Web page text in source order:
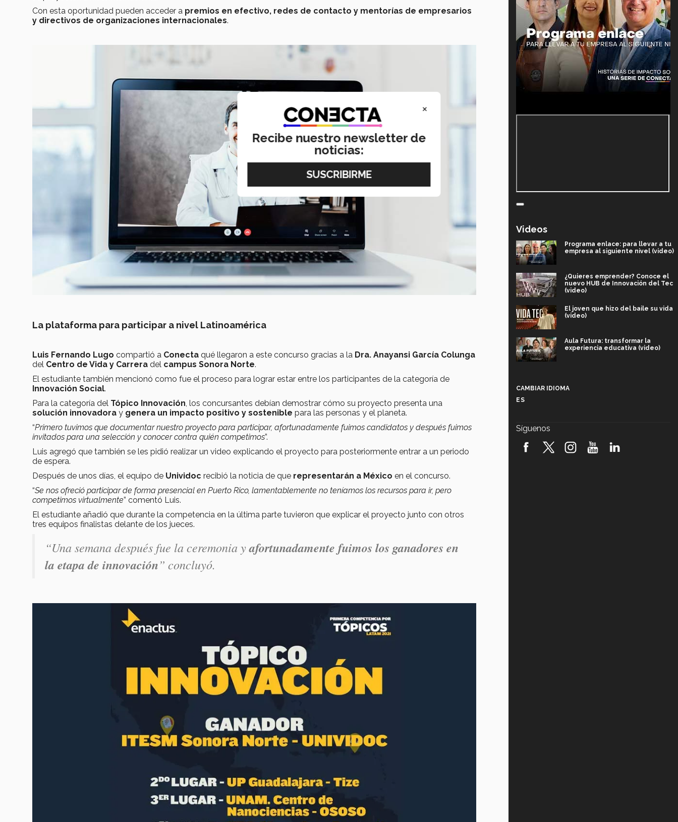
Con esta oportunidad pueden acceder a premios en efectivo, redes de contacto y mentorías de empresarios
y directivos de organizaciones internacionales.
La plataforma para participar a nivel Latinoamérica
Luis Fernando Lugo compartió a Conecta qué llegaron a este concurso gracias a la Dra. Anayansi García Colunga
del Centro de Vida y Carrera del campus Sonora Norte.
El estudiante también mencionó como fue el proceso para lograr estar entre los participantes de la categoría de
Innovación Social.
Para la categoría del Tópico Innovación , los concursantes debían demostrar cómo su proyecto presenta una
solución innovadora y genera un impacto positivo y sostenible para las personas y el planeta.
“Primero tuvimos que documentar nuestro proyecto para participar, afortunadamente fuimos candidatos y después fuimos
invitados para una selección y conocer contra quién competimos”.
Luis agregó que también se les pidió realizar un video explicando el proyecto para posteriormente entrar a un periodo
de espera.
Después de unos días, el equipo de Unividoc recibió la noticia de que representarán a México en el concurso.
“Se nos ofreció participar de forma presencial en Puerto Rico, lamentablemente no teníamos los recursos para ir, pero
competimos virtualmente” comentó Luis.
El estudiante añadió que durante la competencia en la última parte tuvieron que explicar el proyecto junto con otros
tres equipos finalistas delante de los jueces.
“Una semana después fue la ceremonia yafortunadamente fuimos los ganadores en
la etapa de innovación” concluyó.
Videos
Programa enlace: para llevar a tu
empresa al siguiente nivel (video)
¿Quieres emprender? Conoce el
nuevo HUB de Innovación del Tec
(video)
El joven que hizo del baile su vida
(video)
Aula Futura: transformar la
experiencia educativa (video)
robótica FIRST 2026! (video)
CAMBIAR IDIOMA
ES
Síguenos
×
Recibe nuestro newsletter de
noticias: